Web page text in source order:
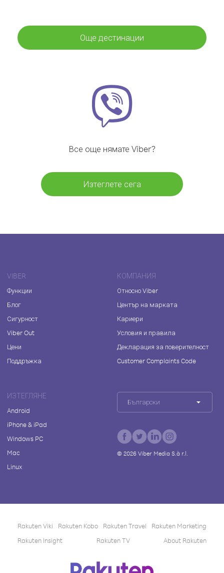
Още дестинации
Все още нямате Viber?
Изтеглете сега
VIBER
Функции
Блог
Сигурност
Viber Out
Цени
Поддръжка
КОМПАНИЯ
Относно Viber
Център на марката
Кариери
Условия и правила
Декларация за поверителност
Customer Complaints Code
ИЗТЕГЛЯНЕ
Android
iPhone & iPad
Windows PC
Mac
Linux
Български
© 2026Viber Media S.à r.l.
Rakuten Viki Rakuten Kobo Rakuten Travel
Rakuten Marketing
Rakuten Insight
Rakuten TV About Rakuten